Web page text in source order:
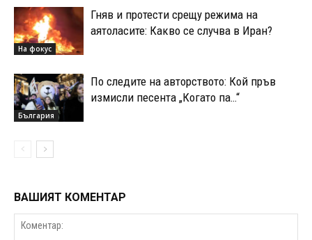
На фокус
Гняв и протести срещу режима на
аятоласите: Какво се случва в Иран?
България
По следите на авторството: Кой пръв
измисли песента „Когато па…“
ВАШИЯТ КОМЕНТАР